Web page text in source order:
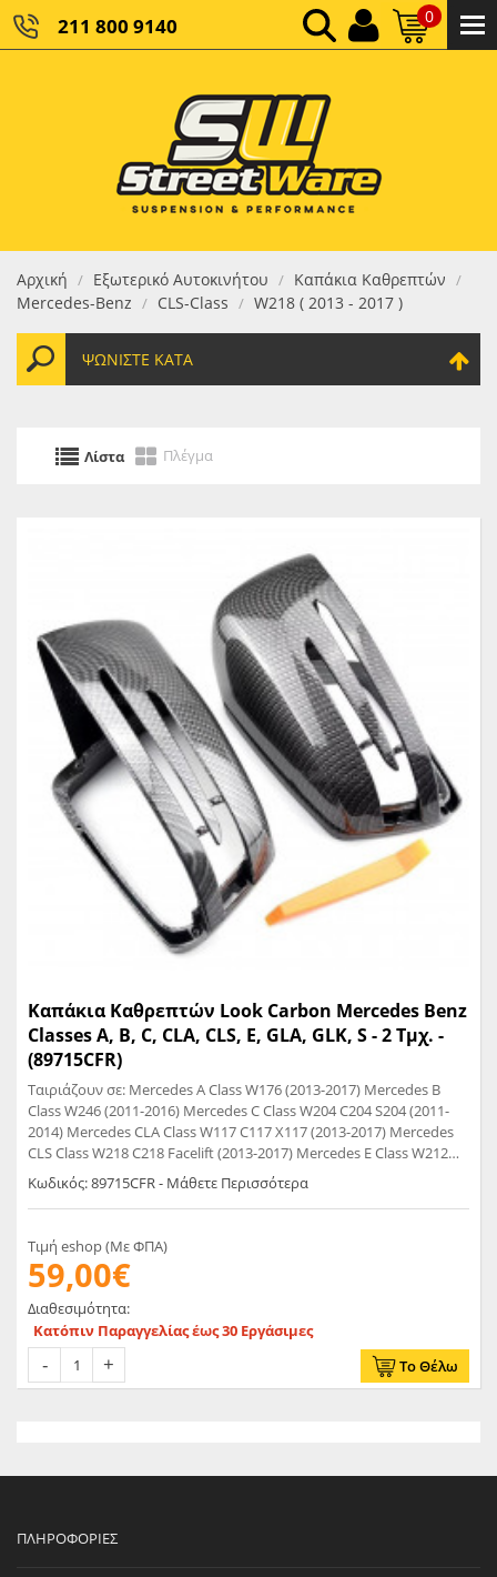
211 800 9140 0
ΚΑΘΑΡΌ ΣΎΝΟΛΟ:
ΤΕΛΙΚΌ ΣΎΝΟΛΟ:0,00 €
Αρχική / Εξωτερικό Αυτοκινήτου / Καπάκια Καθρεπτών /
Mercedes-Benz / CLS-Class / W218 ( 2013 - 2017 )
ΨΩΝΊΣΤΕ ΚΑΤΆ
Λίστα Πλέγμα
Καπάκια Καθρεπτών Look Carbon Mercedes Benz
Classes A, B, C, CLA, CLS, E, GLA, GLK, S - 2 Τμχ. -
(89715CFR)
Ταιριάζουν σε: Mercedes A Class W176 (2013-2017) Mercedes B
Class W246 (2011-2016) Mercedes C Class W204 C204 S204 (2011-
2014) Mercedes CLA Class W117 C117 X117 (2013-2017) Mercedes
CLS Class W218 C218 Facelift (2013-2017) Mercedes E Class W212
S212 (2009-2016) Mercedes E Class W207 A207 (2011-2015)
Mercedes GLA Class X156 (2015-2017) Mercedes GLK Class X204
(2013-2015) Mercedes S Class W221 (2009-2013)
Κωδικός: 89715CFR - Μάθετε Περισσότερα
Τιμή eshop (Με ΦΠΑ)
59,00€
Διαθεσιμότητα:
Κατόπιν Παραγγελίας έως 30 Εργάσιμες
Το Θέλω
ΠΛΗΡΟΦΟΡΊΕΣ